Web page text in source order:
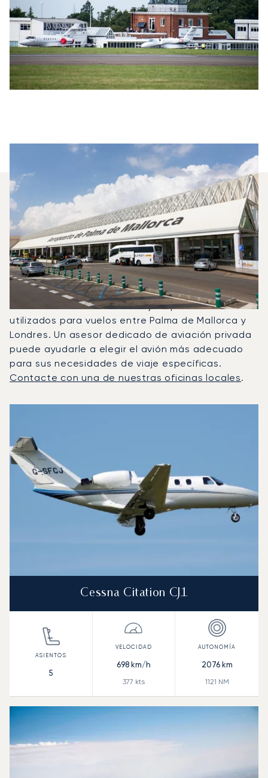
¿Qué Jets Privados Se
Alquilan Con Más Frecuencia
Entre Londres Y Palma De
Mallorca?
En 2025, el Citation CJ1, el Phenom 300 y el
Citation Latitude fueron los jets privados más
utilizados para vuelos entre Palma de Mallorca y
Londres. Un asesor dedicado de aviación privada
puede ayudarle a elegir el avión más adecuado
para sus necesidades de viaje específicas.
Contacte con una de nuestras oficinas locales.
Autonomía (NM)
Cessna Citation CJ1
5
698km/h
377 kts
2076km
1121 NM